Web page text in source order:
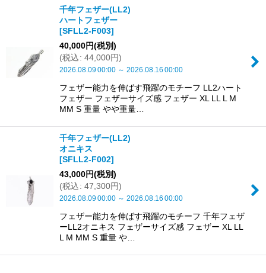
千年フェザー(LL2)
ハートフェザー
[SFLL2-F003]
40,000円(税別)
(税込: 44,000円)
2026.08.0900:00 ～ 2026.08.16 00:00
フェザー能力を伸ばす飛躍のモチーフ LL2ハート
フェザー フェザーサイズ感 フェザー XL LL L M
MM S 重量 やや重量…
千年フェザー(LL2)
オニキス
[SFLL2-F002]
43,000円(税別)
(税込: 47,300円)
2026.08.0900:00 ～ 2026.08.16 00:00
フェザー能力を伸ばす飛躍のモチーフ 千年フェザ
ーLL2オニキス フェザーサイズ感 フェザー XL LL
L M MM S 重量 や…